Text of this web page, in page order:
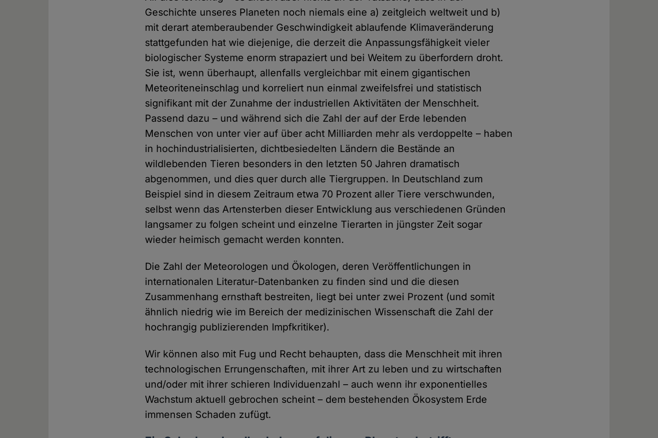
Geschichte unseres Planeten noch niemals eine a) zeitgleich weltweit und b)
mit derart atemberaubender Geschwindigkeit ablaufende Klimaveränderung
stattgefunden hat wie diejenige, die derzeit die Anpassungsfähigkeit vieler
biologischer Systeme enorm strapaziert und bei Weitem zu überfordern droht.
Sie ist, wenn überhaupt, allenfalls vergleichbar mit einem gigantischen
Meteoriteneinschlag und korreliert nun einmal zweifelsfrei und statistisch
signifikant mit der Zunahme der industriellen Aktivitäten der Menschheit.
Passend dazu – und während sich die Zahl der auf der Erde lebenden
Menschen von unter vier auf über acht Milliarden mehr als verdoppelte – haben
in hochindustrialisierten, dichtbesiedelten Ländern die Bestände an
wildlebenden Tieren besonders in den letzten 50 Jahren dramatisch
abgenommen, und dies quer durch alle Tiergruppen. In Deutschland zum
Beispiel sind in diesem Zeitraum etwa 70 Prozent aller Tiere verschwunden,
selbst wenn das Artensterben dieser Entwicklung aus verschiedenen Gründen
langsamer zu folgen scheint und einzelne Tierarten in jüngster Zeit sogar
wieder heimisch gemacht werden konnten.
Die Zahl der Meteorologen und Ökologen, deren Veröffentlichungen in
internationalen Literatur-Datenbanken zu finden sind und die diesen
Zusammenhang ernsthaft bestreiten, liegt bei unter zwei Prozent (und somit
ähnlich niedrig wie im Bereich der medizinischen Wissenschaft die Zahl der
hochrangig publizierenden Impfkritiker).
Wir können also mit Fug und Recht behaupten, dass die Menschheit mit ihren
technologischen Errungenschaften, mit ihrer Art zu leben und zu wirtschaften
und/oder mit ihrer schieren Individuenzahl – auch wenn ihr exponentielles
Wachstum aktuell gebrochen scheint – dem bestehenden Ökosystem Erde
immensen Schaden zufügt.